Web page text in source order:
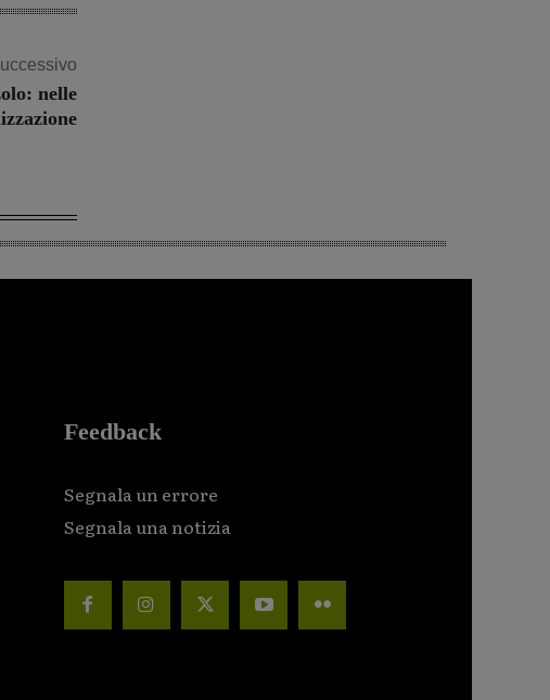
nelle
Feedback
Segnala un errore
Segnala una notizia